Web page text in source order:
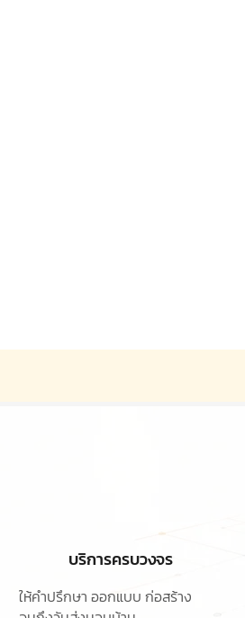
บริการครบวงจร
ให้คำปรึกษา ออกแบบ ก่อสร้าง